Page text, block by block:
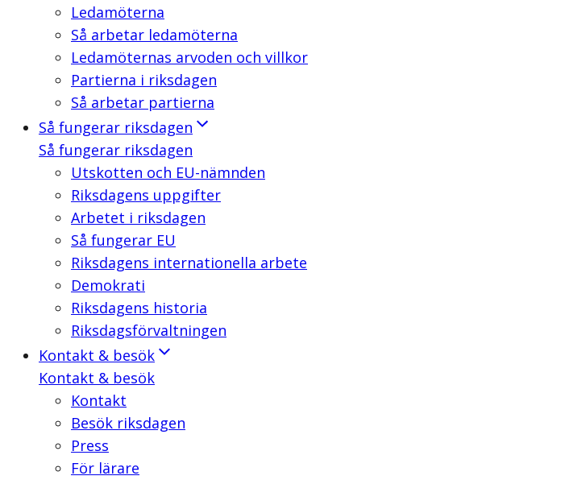
Ledamöterna
Så arbetar ledamöterna
Ledamöternas arvoden och villkor
Partierna i riksdagen
Så arbetar partierna
Så fungerar riksdagen
Så fungerar riksdagen
Utskotten och EU-nämnden
Riksdagens uppgifter
Arbetet i riksdagen
Så fungerar EU
Riksdagens internationella arbete
Demokrati
Riksdagens historia
Riksdagsförvaltningen
Kontakt & besök
Kontakt & besök
Kontakt
Besök riksdagen
Press
För lärare